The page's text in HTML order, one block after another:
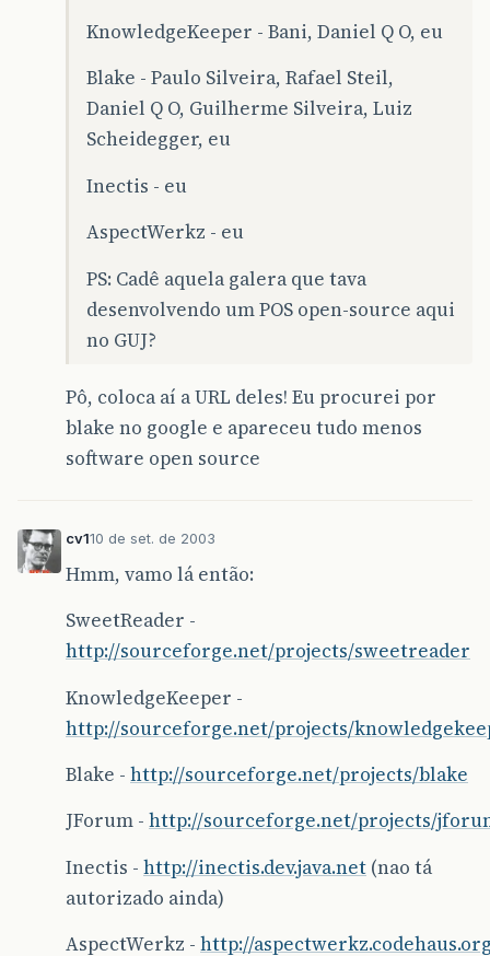
KnowledgeKeeper - Bani, Daniel Q O, eu
Blake - Paulo Silveira, Rafael Steil,
Daniel Q O, Guilherme Silveira, Luiz
Scheidegger, eu
Inectis - eu
AspectWerkz - eu
PS: Cadê aquela galera que tava
desenvolvendo um POS open-source aqui
no GUJ?
Pô, coloca aí a URL deles! Eu procurei por
blake no google e apareceu tudo menos
software open source
cv110 de set. de 2003
Hmm, vamo lá então:
SweetReader -
http://sourceforge.net/projects/sweetreader
KnowledgeKeeper -
http://sourceforge.net/projects/
Blake - http://sourceforge.net/projects/blake
JForum - http://sourceforge.net/projects/
Inectis - http://inectis.dev.java.net (nao tá
autorizado ainda)
AspectWerkz - http://